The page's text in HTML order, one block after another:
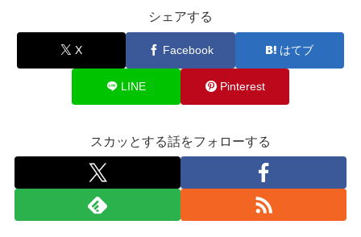
シェアする
X Facebook はてブ
LINE Pinterest
スカッとする話をフォローする